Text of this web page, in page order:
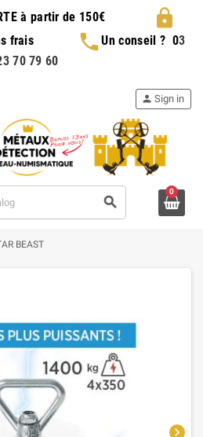
à partir de 150€ lock
sans frais phoneUn conseil ? 03
70 79 60
search
person Sign in
0
BEAST
chevron_right